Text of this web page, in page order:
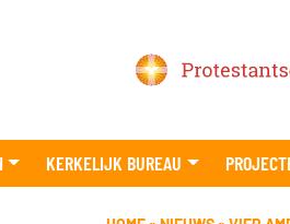
KERKELIJK BUREAU